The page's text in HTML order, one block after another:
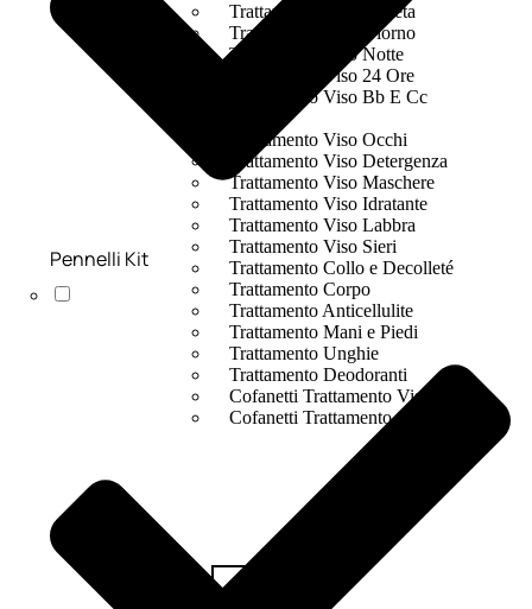
Trattamento Viso Antieta
Trattamento Viso Giorno
Trattamento Viso Notte
Trattamento Viso 24 Ore
Trattamento Viso Bb E Cc
Trattamento Viso Occhi
Trattamento Viso Detergenza
Trattamento Viso Maschere
Trattamento Viso Idratante
Trattamento Viso Labbra
Trattamento Viso Sieri
Trattamento Collo e Decolleté
Trattamento Corpo
Trattamento Anticellulite
Trattamento Mani e Piedi
Trattamento Unghie
Trattamento Deodoranti
Cofanetti Trattamento Viso
Cofanetti Trattamento Corpo
Pennelli Kit